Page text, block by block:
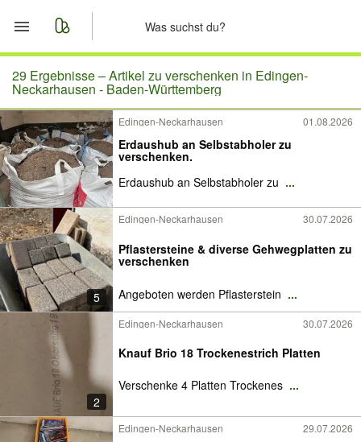
Start
Merkliste
Nachrichten
Anzeige aufgeben
29 Ergebnisse –Artikel zu verschenken in Edingen-
Neckarhausen - Baden-Württemberg
Edingen-Neckarhausen 01.08.2026
Erdaushub an Selbstabholer zu
verschenken.
Erdaushub an Selbstabholer zu ...
5
Edingen-Neckarhausen 30.07.2026
Pflastersteine & diverse Gehwegplatten zu
verschenken
Angeboten werden Pflasterstein ...
2
Edingen-Neckarhausen 30.07.2026
Knauf Brio 18 Trockenestrich Platten
Verschenke 4 Platten Trockenes ...
Edingen-Neckarhausen 29.07.2026